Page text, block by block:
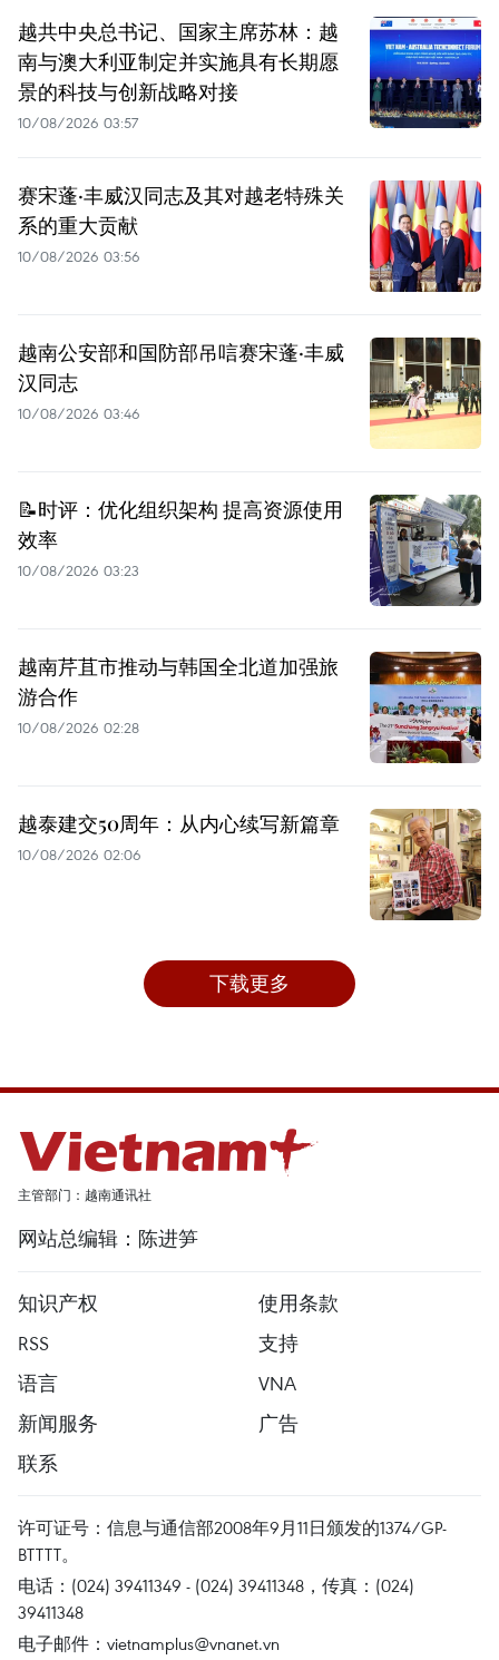
越共中央总书记、国家主席苏林：越
南与澳大利亚制定并实施具有长期愿
景的科技与创新战略对接
10/08/2026 03:57
赛宋蓬·丰威汉同志及其对越老特殊关
系的重大贡献
10/08/2026 03:56
越南公安部和国防部吊唁赛宋蓬·丰威
汉同志
10/08/2026 03:46
📝时评：优化组织架构 提高资源使用
效率
10/08/2026 03:23
越南芹苴市推动与韩国全北道加强旅
游合作
10/08/2026 02:28
越泰建交50周年：从内心续写新篇章
10/08/2026 02:06
下载更多
主管部门：越南通讯社
网站总编辑：陈进笋
知识产权
使用条款
RSS
支持
语言
VNA
新闻服务
广告
联系
许可证号：信息与通信部2008年9月11日颁发的1374/GP-
BTTTT。
电话：(024) 39411349 - (024) 39411348，传真：(024)
39411348
电子邮件： vietnamplus@vnanet.vn